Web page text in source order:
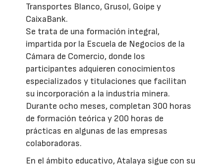
Transportes Blanco, Grusol, Goipe y
CaixaBank.
Se trata de una formación integral,
impartida por la Escuela de Negocios de la
Cámara de Comercio, donde los
participantes adquieren conocimientos
especializados y titulaciones que facilitan
su incorporación a la industria minera.
Durante ocho meses, completan 300 horas
de formación teórica y 200 horas de
prácticas en algunas de las empresas
colaboradoras.
En el ámbito educativo, Atalaya sigue con su